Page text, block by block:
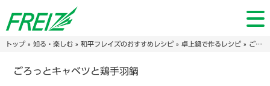
トップ» 知る・楽しむ» 和平フレイズのおすすめレシピ» 卓上鍋で作るレシピ» ごろっとキャベツと鶏手羽鍋
ごろっとキャベツと鶏手羽鍋